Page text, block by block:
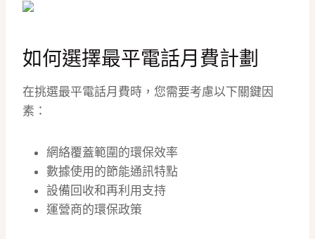
如何選擇最平電話月費計劃
在挑選最平電話月費時，您需要考慮以下關鍵因
素：
網絡覆蓋範圍的環保效率
數據使用的節能通訊特點
設備回收和再利用支持
運營商的環保政策